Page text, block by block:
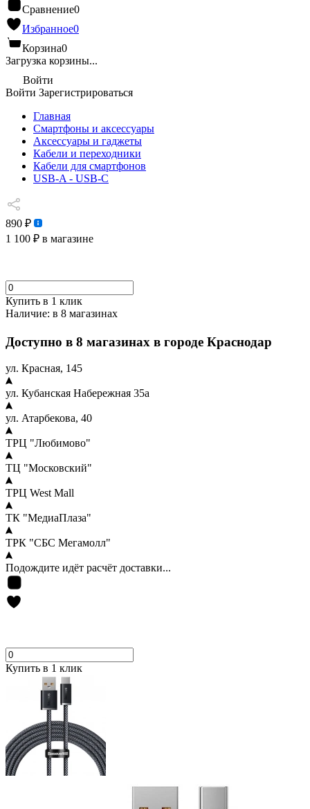
Сравнение0
Избранное0
Корзина0
Загрузка корзины...
Войти
Войти Зарегистрироваться
Главная
Смартфоны и аксессуары
Аксессуары и гаджеты
Кабели и переходники
Кабели для смартфонов
USB-A - USB-C
890 ₽
1 100 ₽ в магазине
Купить в 1 клик
Наличие: в 8 магазинах
Доступно в 8 магазинах в городе Краснодар
ул. Красная, 145
ул. Кубанская Набережная 35а
ул. Атарбекова, 40
ТРЦ "Любимово"
ТЦ "Московский"
ТРЦ West Mall
ТК "МедиаПлаза"
ТРК "СБС Мегамолл"
Подождите идёт расчёт доставки...
Купить в 1 клик